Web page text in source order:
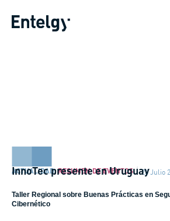
ACTUALIDAD,RESUMEN DE EVENTOS 26 Julio
InnoTec presente en Uruguay
Taller Regional sobre Buenas Prácticas en
Cibernético